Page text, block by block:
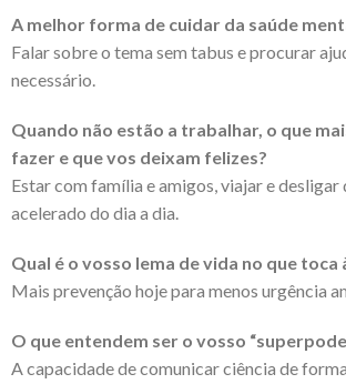
A melhor forma de cuidar da saúde
Falar sobre o tema sem tabus e procurar
necessário.
Quando não estão a trabalhar, o que
fazer e que vos deixam felizes?
Estar com família e amigos, viajar e
acelerado do dia a dia.
Qual é o vosso lema de vida no que toca
Mais prevenção hoje para menos urgência
O que entendem ser o vosso
A capacidade de comunicar ciência de